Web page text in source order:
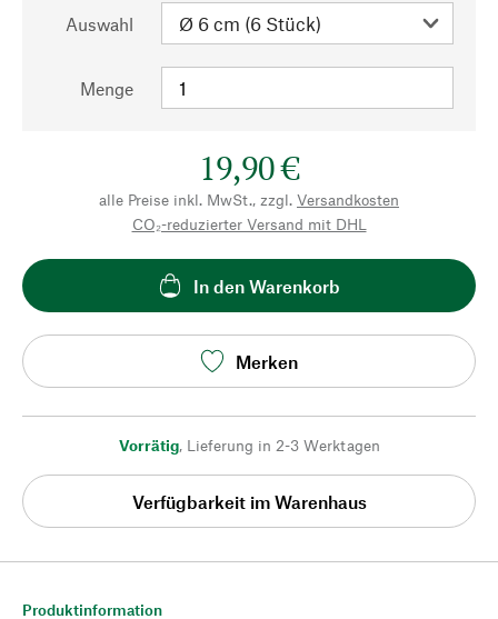
Auswahl
Menge
19,90 €
alle Preise inkl. MwSt., zzgl. Versandkosten
CO₂-reduzierter Versand mit DHL
In den Warenkorb
Merken
Vorrätig, Lieferung in 2-3 Werktagen
Verfügbarkeit im Warenhaus
Produktinformation